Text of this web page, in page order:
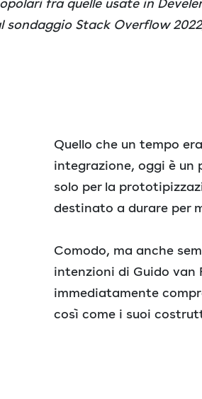
fra quelle usate in Develer
Stack Overflow 2022
Quello che un tempo
integrazione, oggi è un
solo per la
destinato a durare per
Comodo, ma anche
intenzioni di Guido van
immediatamente
così come i suoi